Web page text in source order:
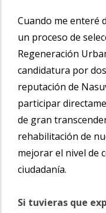
Cuando me enteré
un proceso de
Regeneración
candidatura por
reputación de
participar
de gran
rehabilitación de
mejorar el nivel de
ciudadanía.
Si tuvieras que